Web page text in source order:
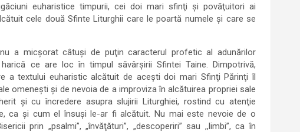
euharistice timpurii, cei doi mari sfinţi şi povăţuitori ai
cele două Sfinte Liturghii care le poartă numele şi care se
a micşorat câtuşi de puţin caracterul profetic al adunărilor
ce are loc în timpul săvârşirii Sfintei Taine. Dimpotrivă,
a textului euharistic alcătuit de aceşti doi mari Sfinţi Părinţi îl
omeneşti şi de nevoia de a improviza în alcătuirea propriei sale
şi cu încredere asupra slujirii Liturghiei, rostind cu atenţie
ca şi cum el însuşi le-ar fi alcătuit. Nu mai este nevoie de o
prin „psalmi”, „învăţături”, „descoperiri” sau ,,limbi”, ca în